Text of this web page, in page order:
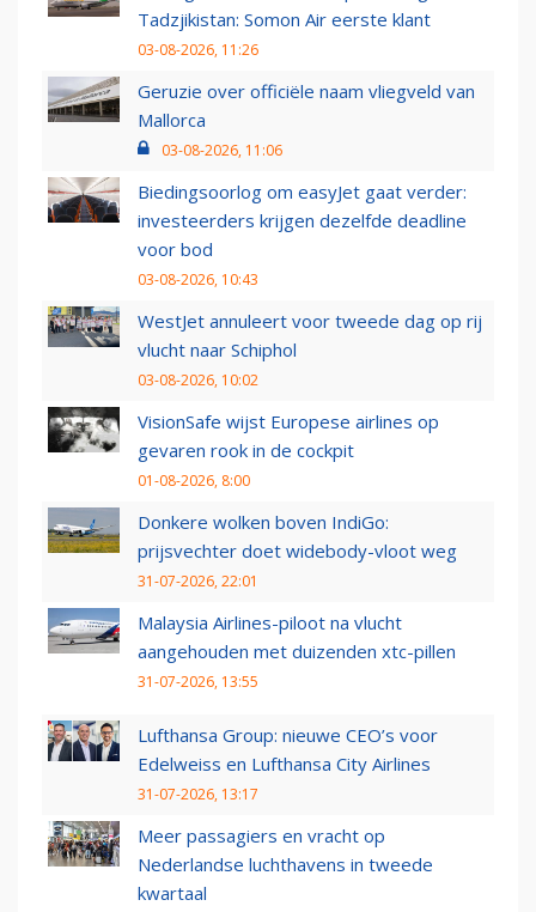
Tadzjikistan: Somon Air eerste klant
03-08-2026, 11:26
Geruzie over officiële naam vliegveld van
Mallorca
03-08-2026, 11:06
Biedingsoorlog om easyJet gaat verder:
investeerders krijgen dezelfde deadline
voor bod
03-08-2026, 10:43
WestJet annuleert voor tweede dag op rij
vlucht naar Schiphol
03-08-2026, 10:02
VisionSafe wijst Europese airlines op
gevaren rook in de cockpit
01-08-2026, 8:00
Donkere wolken boven IndiGo:
prijsvechter doet widebody-vloot weg
31-07-2026, 22:01
Malaysia Airlines-piloot na vlucht
aangehouden met duizenden xtc-pillen
31-07-2026, 13:55
Lufthansa Group: nieuwe CEO’s voor
Edelweiss en Lufthansa City Airlines
31-07-2026, 13:17
Meer passagiers en vracht op
Nederlandse luchthavens in tweede
kwartaal